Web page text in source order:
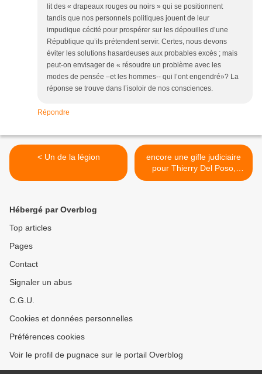
lit des « drapeaux rouges ou noirs » qui se positionnent
tandis que nos personnels politiques jouent de leur
impudique cécité pour prospérer sur les dépouilles d’une
République qu’ils prétendent servir. Certes, nous devons
éviter les solutions hasardeuses aux probables excès ; mais
peut-on envisager de « résoudre un problème avec les
modes de pensée –et les hommes-- qui l’ont engendré»? La
réponse se trouve dans l’isoloir de nos consciences.
Répondre
< Un de la légion
encore une gifle judiciaire
pour Thierry Del Poso,
maire et avocat >
Hébergé par Overblog
Top articles
Pages
Contact
Signaler un abus
C.G.U.
Cookies et données personnelles
Préférences cookies
Voir le profil de pugnace sur le portail Overblog